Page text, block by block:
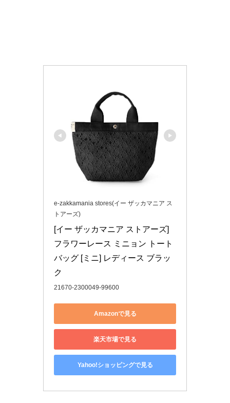
e-zakkamania stores(イー ザッカマニア ス
トアーズ)
[イー ザッカマニア ストアーズ]
フラワーレース ミニョン トート
バッグ [ミニ] レディース ブラッ
ク
21670-2300049-99600
Amazonで見る
楽天市場で見る
Yahoo!ショッピングで見る